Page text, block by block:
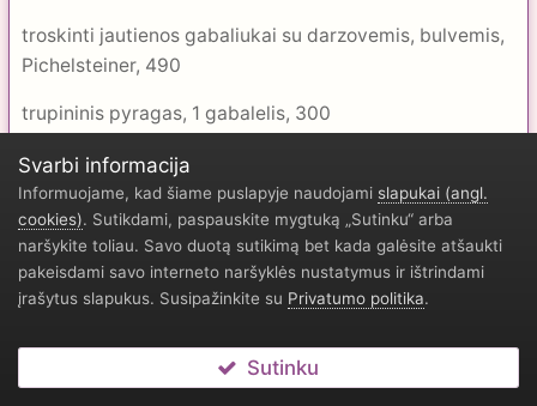
troskinti jautienos gabaliukai su darzovemis, bulvemis,
Pichelsteiner, 490
trupininis pyragas, 1 gabalelis, 300
tunas alaus tesloje, 240
tuno salotos, 300
Ungurio sriuba, lekste, 700
upetakio file su krienais ir grietine, 210
Svarbi informacija
Informuojame, kad šiame puslapyje naudojami slapukai (angl.
cookies). Sutikdami, paspauskite mygtuką „Sutinku“ arba
naršykite toliau. Savo duotą sutikimą bet kada galėsite atšaukti
pakeisdami savo interneto naršyklės nustatymus ir ištrindami
įrašytus slapukus. Susipažinkite su Privatumo politika.
Sutinku